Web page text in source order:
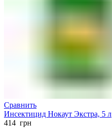
Сравнить
Инсектицид Нокаут Экстра, 5 л
414 грн